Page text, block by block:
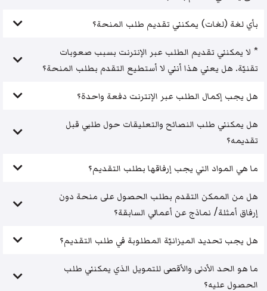
بأي لغة (لغات) يمكنني تقديم طلب المنحة؟
* لا يمكنني تقديم الطلب عبر الإنترنت بسبب صعوبات
تقنيّة. هل يعني هذا أنني لا أستطيع التقدم بطلب المنحة؟
هل يجب إكمال الطلب عبر الإنترنت دفعة واحدة؟
هل يمكنني طلب النصائح والتعليقات حول طلبي قبل
تقديمه؟
ما هي المواد التي يجب إرفاقها بطلب التقديم؟
هل من الممكن التقدم بطلب الحصول على منحة دون
إرفاق أمثلة/ نماذج عن أعمالي السابقة؟
هل يجب تحديد الميزانيّة المطلوبة في طلب التقديم؟
ما هو الحد الأدنى والأقصى للتمويل الذي يمكنني طلب
الحصول عليه؟